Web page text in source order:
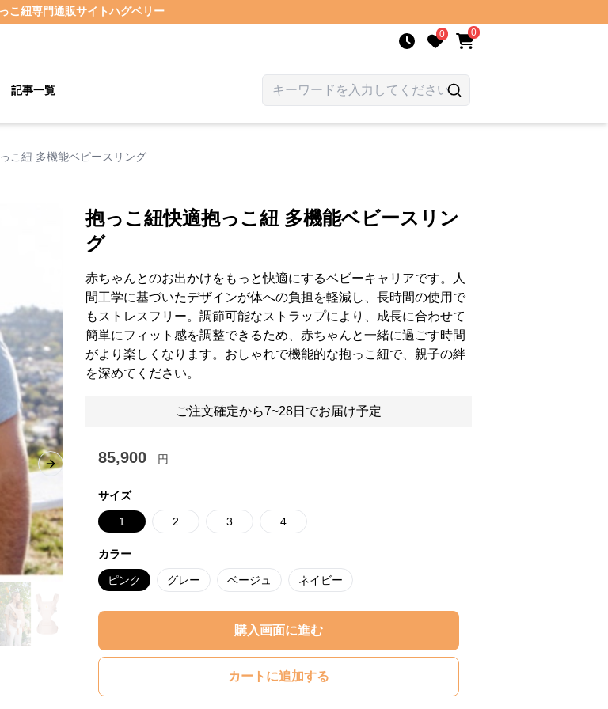
こ紐専門通販サイトハグベリー
0 0
記事一覧
こ紐 多機能ベビースリング
Next slide
抱っこ紐快適抱っこ紐 多機能ベビースリン
グ
赤ちゃんとのお出かけをもっと快適にするベビーキャリアです。人
間工学に基づいたデザインが体への負担を軽減し、長時間の使用で
もストレスフリー。調節可能なストラップにより、成長に合わせて
簡単にフィット感を調整できるため、赤ちゃんと一緒に過ごす時間
がより楽しくなります。おしゃれで機能的な抱っこ紐で、親子の絆
を深めてください。
ご注文確定から7~28日でお届け予定
85,900 円
サイズ
1 2 3 4
カラー
ピンク グレー ベージュ ネイビー
購入画面に進む
カートに追加する